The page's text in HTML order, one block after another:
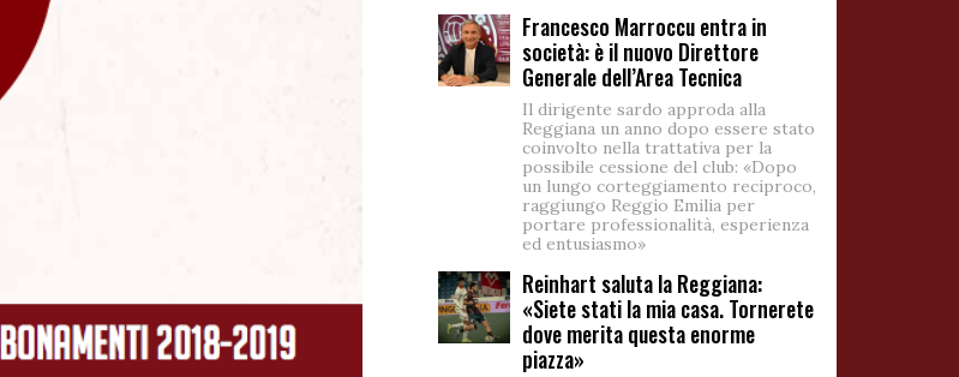
Francesco Marroccu entra in
società: è il nuovo Direttore
Generale dell’Area Tecnica
Il dirigente sardo approda alla
Reggiana un anno dopo essere stato
coinvolto nella trattativa per la
possibile cessione del club: «Dopo
un lungo corteggiamento reciproco,
raggiungo Reggio Emilia per
portare professionalità, esperienza
ed entusiasmo»
Reinhart saluta la Reggiana:
«Siete stati la mia casa. Tornerete
dove merita questa enorme
piazza»